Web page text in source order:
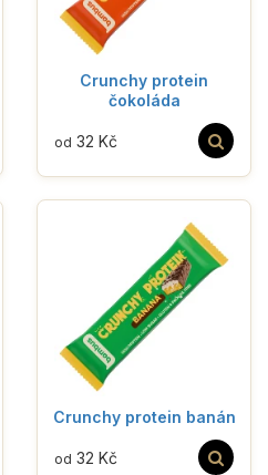
Crunchy protein
čokoláda
od 32 Kč
Crunchy protein banán
od 32 Kč